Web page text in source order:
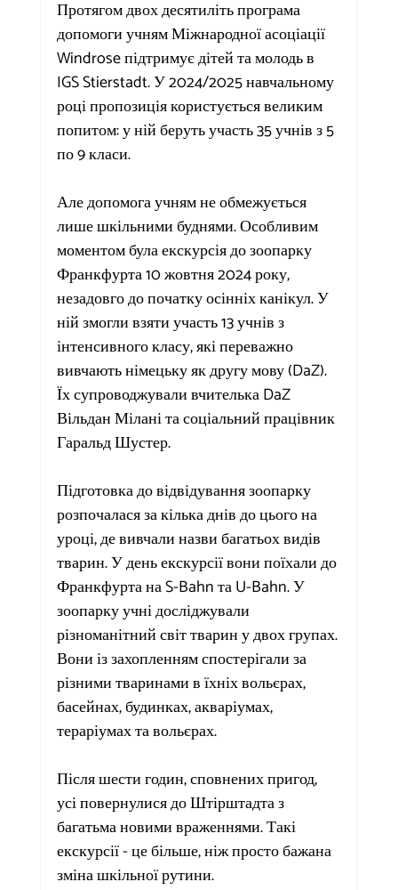
Протягом двох десятиліть програма
допомоги учням Міжнародної асоціації
Windrose підтримує дітей та молодь в
IGS Stierstadt. У 2024/2025 навчальному
році пропозиція користується великим
попитом: у ній беруть участь 35 учнів з 5
по 9 класи.
Але допомога учням не обмежується
лише шкільними буднями. Особливим
моментом була екскурсія до зоопарку
Франкфурта 10 жовтня 2024 року,
незадовго до початку осінніх канікул. У
ній змогли взяти участь 13 учнів з
інтенсивного класу, які переважно
вивчають німецьку як другу мову (DaZ).
Їх супроводжували вчителька DaZ
Вільдан Мілані та соціальний працівник
Гаральд Шустер.
Підготовка до відвідування зоопарку
розпочалася за кілька днів до цього на
уроці, де вивчали назви багатьох видів
тварин. У день екскурсії вони поїхали до
Франкфурта на S-Bahn та U-Bahn. У
зоопарку учні досліджували
різноманітний світ тварин у двох групах.
Вони із захопленням спостерігали за
різними тваринами в їхніх вольєрах,
басейнах, будинках, акваріумах,
тераріумах та вольєрах.
Після шести годин, сповнених пригод,
усі повернулися до Штірштадта з
багатьма новими враженнями. Такі
екскурсії - це більше, ніж просто бажана
зміна шкільної рутини.